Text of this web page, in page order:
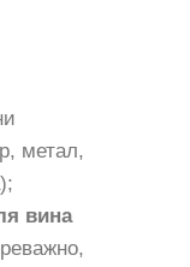
метал,
вина